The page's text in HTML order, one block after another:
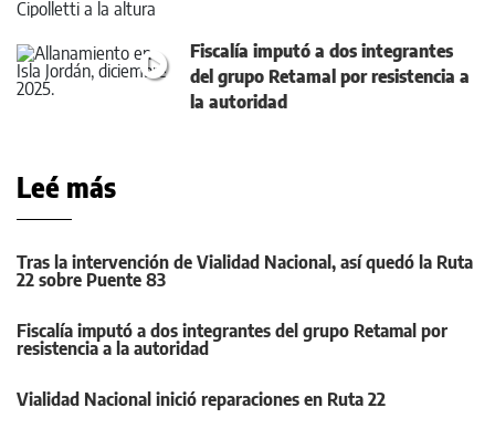
Fiscalía imputó a dos integrantes
del grupo Retamal por resistencia a
la autoridad
Leé más
Tras la intervención de Vialidad Nacional, así quedó la Ruta
22 sobre Puente 83
Fiscalía imputó a dos integrantes del grupo Retamal por
resistencia a la autoridad
Vialidad Nacional inició reparaciones en Ruta 22